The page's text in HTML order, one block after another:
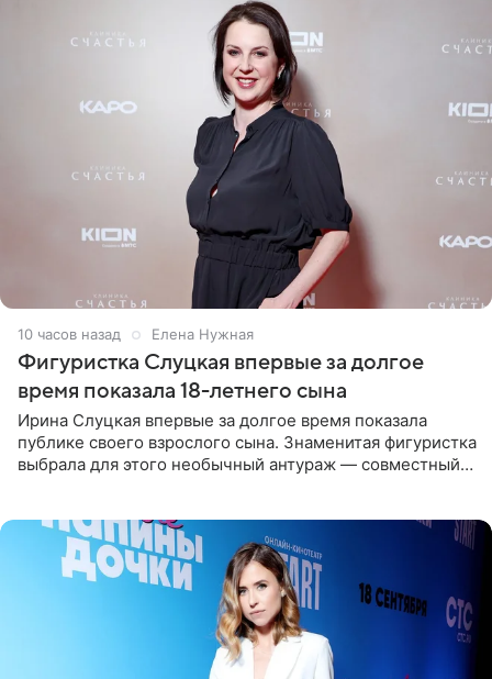
10 часов назад Елена Нужная
Фигуристка Слуцкая впервые за долгое
время показала 18-летнего сына
Ирина Слуцкая впервые за долгое время показала
публике своего взрослого сына. Знаменитая фигуристка
выбрала для этого необычный антураж — совместный